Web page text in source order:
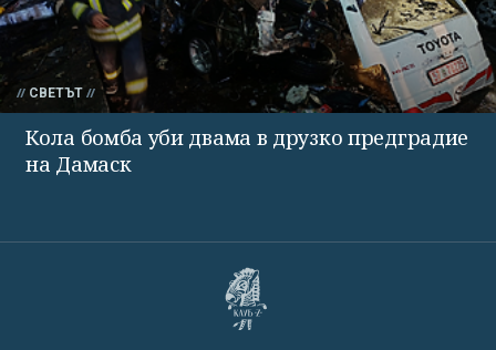
СВЕТЪТ
Кола бомба уби двама в друзко предградие
на Дамаск